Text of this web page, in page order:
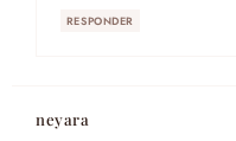
RESPONDER
neyara